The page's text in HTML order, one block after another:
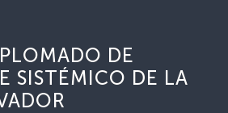
DE
SISTÉMICO DE LA